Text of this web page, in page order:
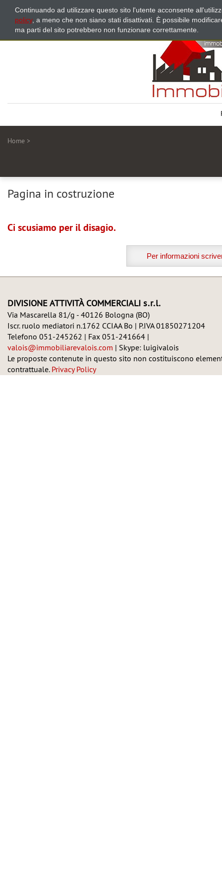
Home >
Pagina in costruzione
Ci scusiamo per il disagio.
Per informazioni
DIVISIONE ATTIVITÀ COMMERCIALI s.r.l.
Via Mascarella 81/g - 40126 Bologna (BO)
Iscr. ruolo mediatori n.1762 CCIAA Bo | P.IVA 01850271204
Telefono 051-245262 | Fax 051-241664 |
valois@immobiliarevalois.com | Skype: luigivalois
Le proposte contenute in questo sito non costituiscono
contrattuale. Privacy Policy
Continuando ad utilizzare questo sito l'utente acconsente
policy, a meno che non siano stati disattivati. È possibile
ma parti del sito potrebbero non funzionare correttamente.